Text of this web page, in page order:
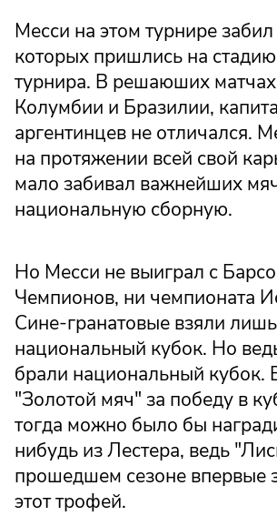
Месси на этом турнире
которых пришлись на
турнира. В решаюших
Колумбии и Бразилии,
аргентинцев не отличался.
на протяжении всей свой
мало забивал важнейших
национальную сборную.
Но Месси не выиграл с
Чемпионов, ни чемпионата
Сине-гранатовые взяли лишь
национальный кубок. Но
брали национальный кубок.
"Золотой мяч" за победу в
тогда можно было бы
нибудь из Лестера, ведь
прошедшем сезоне впервые
этот трофей.